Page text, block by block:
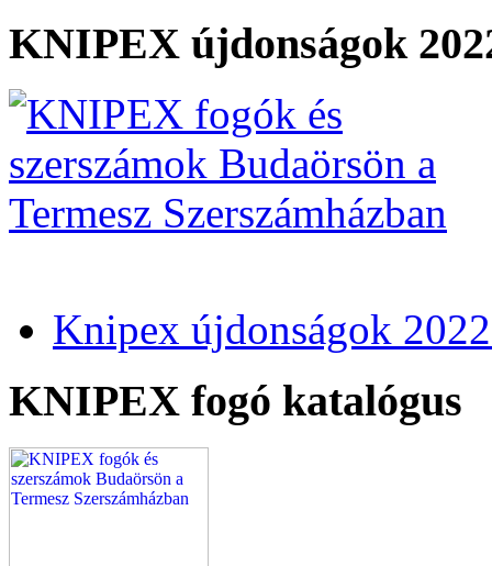
KNIPEX újdonságok
Knipex újdonságok
KNIPEX fogó katalógus